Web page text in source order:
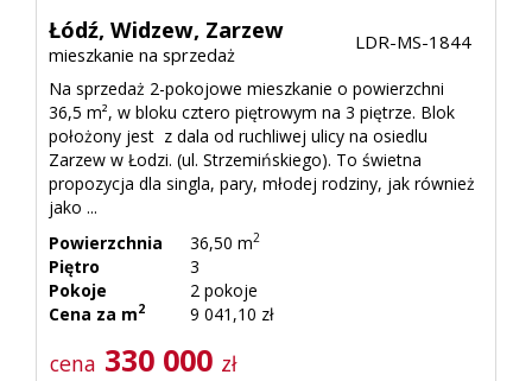
Łódź, Widzew, Zarzew
mieszkanie na sprzedaż
LDR-MS-1844
Na sprzedaż 2-pokojowe mieszkanie o powierzchni
36,5 m², w bloku cztero piętrowym na 3 piętrze. Blok
położony jest z dala od ruchliwej ulicy na osiedlu
Zarzew w Łodzi. (ul. Strzemińskiego). To świetna
propozycja dla singla, pary, młodej rodziny, jak również
jako ...
Powierzchnia
36,50 m2
Piętro
3
Pokoje
2 pokoje
Cena za m2 9 041,10 zł
cena 330 000 zł